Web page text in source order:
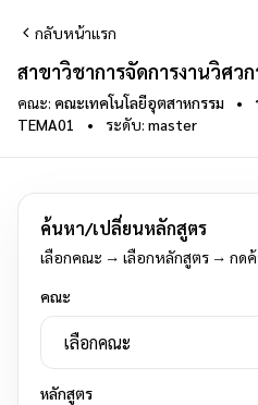
กลับหน้าแรก
สาขาวิชาการจัดการงานวิศว
คณะ: คณะเทคโนโลยีอุตสาหกรรม •
TEMA01
• ระดับ: master
ค้นหา/เปลี่ยนหลักสูตร
เลือกคณะ → เลือกหลักสูตร → กด
คณะ
หลักสูตร